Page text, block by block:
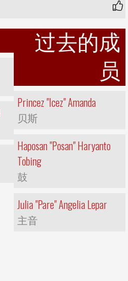
过去的成
员
Princez "Icez" Amanda
贝斯
Haposan "Posan" Haryanto
Tobing
鼓
Julia "Pare" Angelia Lepar
主音